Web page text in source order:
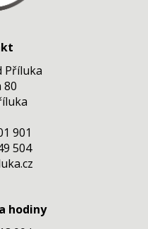
Příluka
80
901
504
hodiny